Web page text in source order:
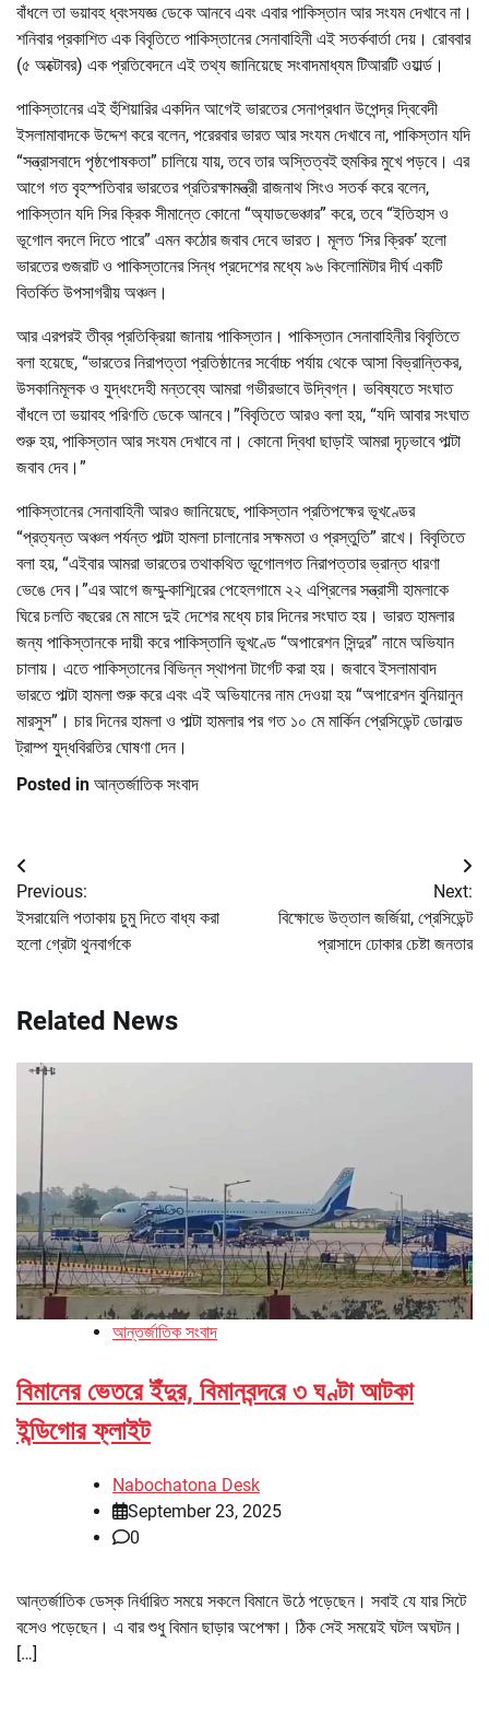
বাঁধলে তা ভয়াবহ ধ্বংসযজ্ঞ ডেকে আনবে এবং এবার পাকিস্তান আর সংযম দেখাবে না।
শনিবার প্রকাশিত এক বিবৃতিতে পাকিস্তানের সেনাবাহিনী এই সতর্কবার্তা দেয়। রোববার
(৫ অক্টোবর) এক প্রতিবেদনে এই তথ্য জানিয়েছে সংবাদমাধ্যম টিআরটি ওয়ার্ল্ড।
পাকিস্তানের এই হুঁশিয়ারির একদিন আগেই ভারতের সেনাপ্রধান উপেন্দ্র দ্বিবেদী
ইসলামাবাদকে উদ্দেশ করে বলেন, পরেরবার ভারত আর সংযম দেখাবে না, পাকিস্তান যদি
“সন্ত্রাসবাদে পৃষ্ঠপোষকতা” চালিয়ে যায়, তবে তার অস্তিত্বই হুমকির মুখে পড়বে। এর
আগে গত বৃহস্পতিবার ভারতের প্রতিরক্ষামন্ত্রী রাজনাথ সিংও সতর্ক করে বলেন,
পাকিস্তান যদি সির ক্রিক সীমান্তে কোনো “অ্যাডভেঞ্চার” করে, তবে “ইতিহাস ও
ভূগোল বদলে দিতে পারে” এমন কঠোর জবাব দেবে ভারত। মূলত ‘সির ক্রিক’ হলো
ভারতের গুজরাট ও পাকিস্তানের সিন্ধ প্রদেশের মধ্যে ৯৬ কিলোমিটার দীর্ঘ একটি
বিতর্কিত উপসাগরীয় অঞ্চল।
আর এরপরই তীব্র প্রতিক্রিয়া জানায় পাকিস্তান। পাকিস্তান সেনাবাহিনীর বিবৃতিতে
বলা হয়েছে, “ভারতের নিরাপত্তা প্রতিষ্ঠানের সর্বোচ্চ পর্যায় থেকে আসা বিভ্রান্তিকর,
উসকানিমূলক ও যুদ্ধংদেহী মন্তব্যে আমরা গভীরভাবে উদ্বিগ্ন। ভবিষ্যতে সংঘাত
বাঁধলে তা ভয়াবহ পরিণতি ডেকে আনবে।”বিবৃতিতে আরও বলা হয়, “যদি আবার সংঘাত
শুরু হয়, পাকিস্তান আর সংযম দেখাবে না। কোনো দ্বিধা ছাড়াই আমরা দৃঢ়ভাবে পাল্টা
জবাব দেব।”
পাকিস্তানের সেনাবাহিনী আরও জানিয়েছে, পাকিস্তান প্রতিপক্ষের ভূখণ্ডের
“প্রত্যন্ত অঞ্চল পর্যন্ত পাল্টা হামলা চালানোর সক্ষমতা ও প্রস্তুতি” রাখে। বিবৃতিতে
বলা হয়, “এইবার আমরা ভারতের তথাকথিত ভূগোলগত নিরাপত্তার ভ্রান্ত ধারণা
ভেঙে দেব।”এর আগে জম্মু-কাশ্মিরের পেহেলগামে ২২ এপ্রিলের সন্ত্রাসী হামলাকে
ঘিরে চলতি বছরের মে মাসে দুই দেশের মধ্যে চার দিনের সংঘাত হয়। ভারত হামলার
জন্য পাকিস্তানকে দায়ী করে পাকিস্তানি ভূখণ্ডে “অপারেশন সিন্দুর” নামে অভিযান
চালায়। এতে পাকিস্তানের বিভিন্ন স্থাপনা টার্গেট করা হয়। জবাবে ইসলামাবাদ
ভারতে পাল্টা হামলা শুরু করে এবং এই অভিযানের নাম দেওয়া হয় “অপারেশন বুনিয়ানুন
মারসুস”। চার দিনের হামলা ও পাল্টা হামলার পর গত ১০ মে মার্কিন প্রেসিডেন্ট ডোনাল্ড
ট্রাম্প যুদ্ধবিরতির ঘোষণা দেন।
Posted in আন্তর্জাতিক সংবাদ
Post
navigation
Previous:
ইসরায়েলি পতাকায় চুমু দিতে বাধ্য করা
হলো গ্রেটা থুনবার্গকে
Next:
বিক্ষোভে উত্তাল জর্জিয়া, প্রেসিডেন্ট
প্রাসাদে ঢোকার চেষ্টা জনতার
Related News
আন্তর্জাতিক সংবাদ
বিমানের ভেতরে ইঁদুর, বিমানবন্দরে ৩ ঘণ্টা আটকা
ইন্ডিগোর ফ্লাইট
Nabochatona Desk
September 23, 2025
0
আন্তর্জাতিক ডেস্ক নির্ধারিত সময়ে সকলে বিমানে উঠে পড়েছেন। সবাই যে যার সিটে
বসেও পড়েছেন। এ বার শুধু বিমান ছাড়ার অপেক্ষা। ঠিক সেই সময়েই ঘটল অঘটন।
[…]